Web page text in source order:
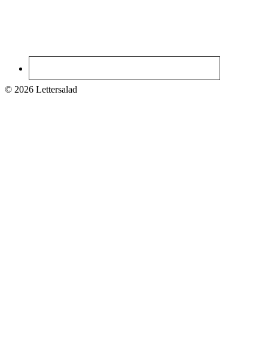
© 2026 Lettersalad